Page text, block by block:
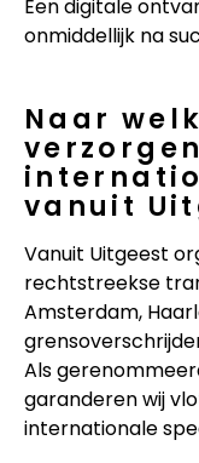
Een digitale
onmiddellijk na
Naar
vanuit
Vanuit Uitgeest
rechtstreekse
Amsterdam,
Als
garanderen wij
internationale